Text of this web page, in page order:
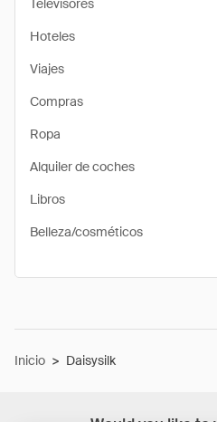
Televisores
Hoteles
Viajes
Compras
Ropa
Alquiler de coches
Libros
Belleza/cosméticos
Inicio > Daisysilk